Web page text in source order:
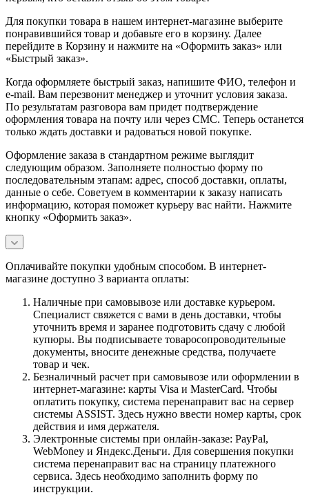
Для покупки товара в нашем интернет-магазине выберите
понравившийся товар и добавьте его в корзину. Далее
перейдите в Корзину и нажмите на «Оформить заказ» или
«Быстрый заказ».
Когда оформляете быстрый заказ, напишите ФИО, телефон и
e-mail. Вам перезвонит менеджер и уточнит условия заказа.
По результатам разговора вам придет подтверждение
оформления товара на почту или через СМС. Теперь останется
только ждать доставки и радоваться новой покупке.
Оформление заказа в стандартном режиме выглядит
следующим образом. Заполняете полностью форму по
последовательным этапам: адрес, способ доставки, оплаты,
данные о себе. Советуем в комментарии к заказу написать
информацию, которая поможет курьеру вас найти. Нажмите
кнопку «Оформить заказ».
Оплачивайте покупки удобным способом. В интернет-
магазине доступно 3 варианта оплаты:
Наличные при самовывозе или доставке курьером.
Специалист свяжется с вами в день доставки, чтобы
уточнить время и заранее подготовить сдачу с любой
купюры. Вы подписываете товаросопроводительные
документы, вносите денежные средства, получаете
товар и чек.
Безналичный расчет при самовывозе или оформлении в
интернет-магазине: карты Visa и MasterCard. Чтобы
оплатить покупку, система перенаправит вас на сервер
системы ASSIST. Здесь нужно ввести номер карты, срок
действия и имя держателя.
Электронные системы при онлайн-заказе: PayPal,
WebMoney и Яндекс.Деньги. Для совершения покупки
система перенаправит вас на страницу платежного
сервиса. Здесь необходимо заполнить форму по
инструкции.